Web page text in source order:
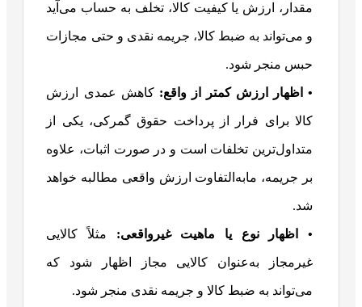
مقدار، ارزش یا کیفیت کالا، تخلف به حساب می‌آید
و می‌تواند به ضبط کالا، جریمه نقدی و حتی مجازات
حبس منجر شود.
• اظهار ارزش کمتر از واقع: کاهش عمدی ارزش
کالا برای فرار از پرداخت حقوق گمرکی، یکی از
متداول‌ترین تخلفات است و در صورت اثبات، علاوه
بر جریمه، مابه‌التفاوت ارزش واقعی مطالبه خواهد
شد.
• اظهار نوع یا ماهیت غیرواقعی: مثلاً کالایی
غیرمجاز به‌عنوان کالایی مجاز اظهار شود که
می‌تواند به ضبط کالا و جریمه نقدی منجر شود.